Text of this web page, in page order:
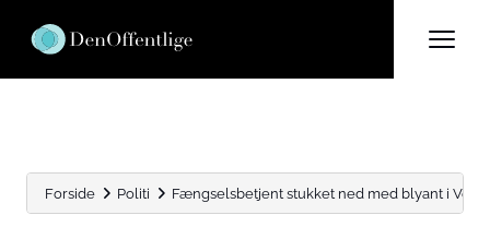
Forside Politi Fængselsbetjent stukket ned med blyant i